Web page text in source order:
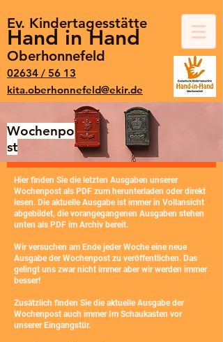
Ev. Kindertagesstätte
Hand in Hand
Oberhonnefeld
02634 / 56 13
kita.oberhonnefeld@ekir.de
Wochenpo
st
Hier finden Sie die letzten Ausgaben unserer
Wochenpost als PDF zum herunterladen oder direkt
lesen. Die aktuelle Ausgabe ist immer in Vollansicht
abgebildet, die vorangegangenen Ausgaben stehen
unten als PDF im Archiv bereit.
Wir versuchen am Ende jeder Woche eine neue
Ausgabe der Wochenpost zu veröffentlichen. Das
gelingt uns zwar nicht immer aber wir werden immer
besser!
Zusätzlich finden Sie die aktuelle Ausgabe der
Wochenpost auch immer Im Schaukasten vor
unserer Eingangstür.